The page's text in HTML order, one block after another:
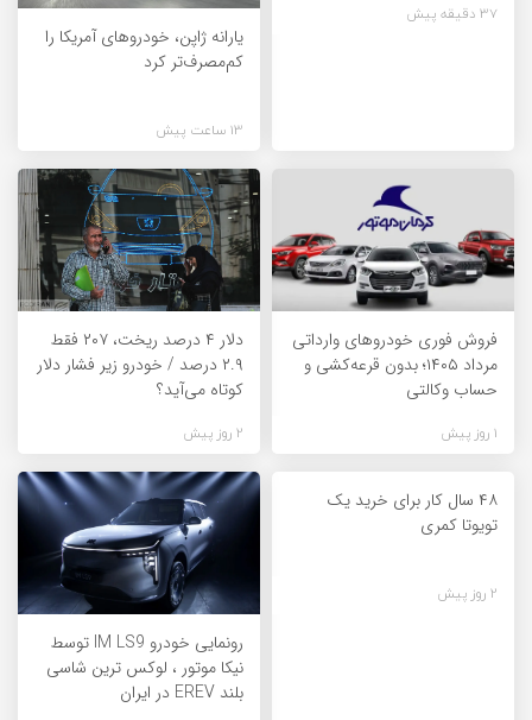
37 دقیقه پیش
یارانه ژاپن، خودروهای آمریکا را
کم‌مصرف‌تر کرد
13 ساعت پیش
فروش فوری خودروهای وارداتی
مرداد ۱۴۰۵؛ بدون قرعه‌کشی و
حساب وکالتی
1 روز پیش
دلار ۴ درصد ریخت، ۲۰۷ فقط
۲.۹ درصد / خودرو زیر فشار دلار
کوتاه می‌آید؟
2 روز پیش
۴۸ سال کار برای خرید یک
تویوتا کمری
2 روز پیش
رونمایی خودرو IM LS9 توسط
نیکا موتور ، لوکس ترین شاسی
بلند EREV در ایران